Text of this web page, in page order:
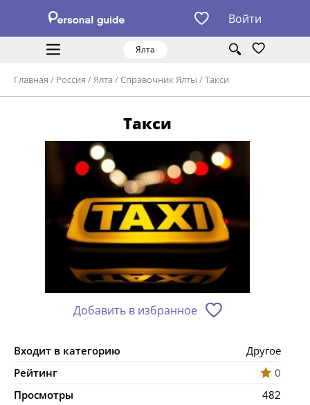
Войти
Ялта
Главная / Россия /Ялта / Справочник Ялты /Такси
Такси
Добавить в избранное
Входит в категорию
Другое
Рейтинг
0
Просмотры
482